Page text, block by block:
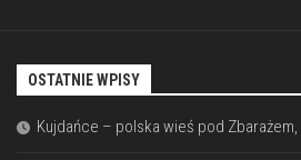
OSTATNIE WPISY
Kujdańce – polska wieś pod Zbarażem,